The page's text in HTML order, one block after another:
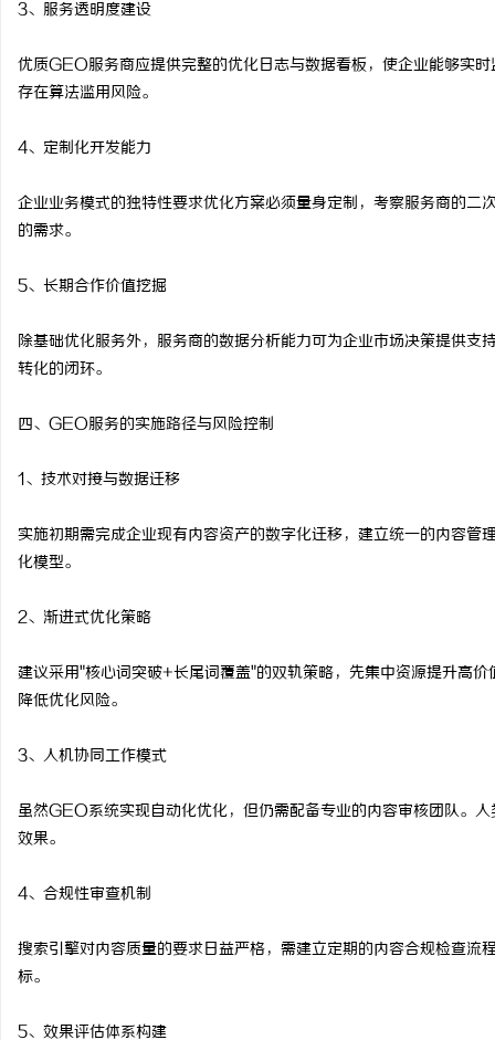
3、服务透明度建设
优质GEO服务商应提供完整的优化日志与数据看板，使企业能够实
存在算法滥用风险。
4、定制化开发能力
企业业务模式的独特性要求优化方案必须量身定制，考察服务商的
的需求。
5、长期合作价值挖掘
除基础优化服务外，服务商的数据分析能力可为企业市场决策提供
转化的闭环。
四、GEO服务的实施路径与风险控制
1、技术对接与数据迁移
实施初期需完成企业现有内容资产的数字化迁移，建立统一的内容
化模型。
2、渐进式优化策略
建议采用"核心词突破+长尾词覆盖"的双轨策略，先集中资源提升高
降低优化风险。
3、人机协同工作模式
虽然GEO系统实现自动化优化，但仍需配备专业的内容审核团队。
效果。
4、合规性审查机制
搜索引擎对内容质量的要求日益严格，需建立定期的内容合规检查
标。
5、效果评估体系构建